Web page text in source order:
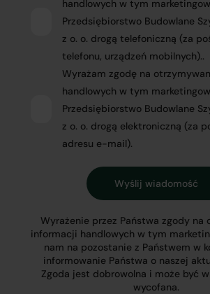
handlowych w tym
Przedsiębiorstwo Budowlane
z o. o. drogą telefoniczną (za
telefonu, urządzeń mobilnych)..
Wyrażam zgodę na
handlowych w tym
Przedsiębiorstwo Budowlane
z o. o. drogą elektroniczną (za
adresu e-mail).
Wyrażenie przez Państwa zgody na
informacji handlowych w tym
nam na pozostanie z Państwem w
informowanie Państwa o naszej
Zgoda jest dobrowolna i może być
wycofana.